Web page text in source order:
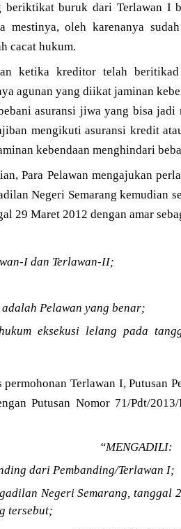
beriktikat buruk dari Terlawan I
mestinya, oleh karenanya
cacat hukum.
ketika kreditor telah
agunan yang diikat jaminan
asuransi jiwa yang bisa
mengikuti asuransi kredit
kebendaan menghindari
Para Pelawan mengajukan
Negeri Semarang kemudian
29 Maret 2012 dengan amar
I dan Terlawan-II;
Pelawan yang benar;
eksekusi lelang pada
Terlawan I, Putusan
Putusan Nomor 71/Pdt/
“MENGADILI:
dari Pembanding/Terlawan I;
Negeri Semarang, tanggal
tersebut;